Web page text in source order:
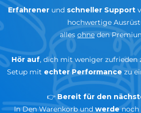
Erfahrener und schneller Support
hochwertige
alles ohneden
Hör auf, dich mit weniger zufrieden
Setup mit echter Performancezu
👉 Bereit für den
In Den Warenkorb und werdenoch